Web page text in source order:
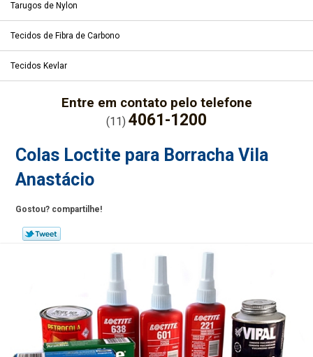
Tarugos de Nylon
Tecidos de Fibra de Carbono
Tecidos Kevlar
Entre em contato pelo telefone
(11) 4061-1200
Colas Loctite para Borracha Vila
Anastácio
Gostou? compartilhe!